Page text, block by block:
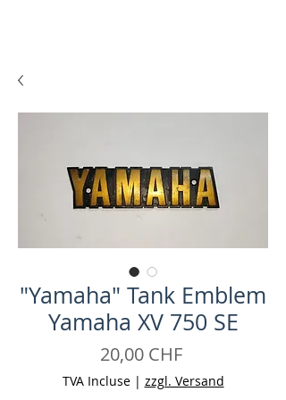
"Yamaha" Tank Emblem
Yamaha XV 750 SE
20,00 CHFPrix
TVA Incluse| zzgl. Versand